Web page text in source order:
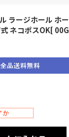
ラージホール ホー
ネコポスOK[ 00G
か